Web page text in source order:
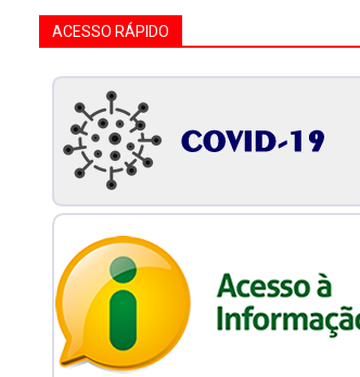
ACESSO RÁPIDO